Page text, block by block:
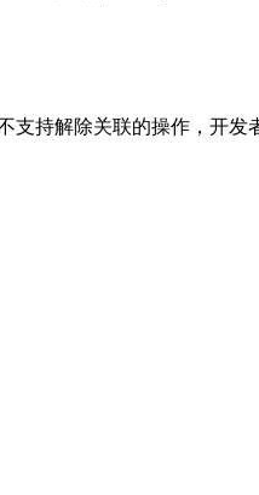
支持解除关联的操作，开发